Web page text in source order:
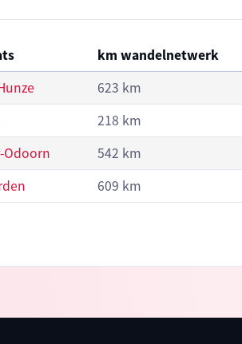
km wandelnetwerk
623 km
218 km
Odoorn
542 km
609 km